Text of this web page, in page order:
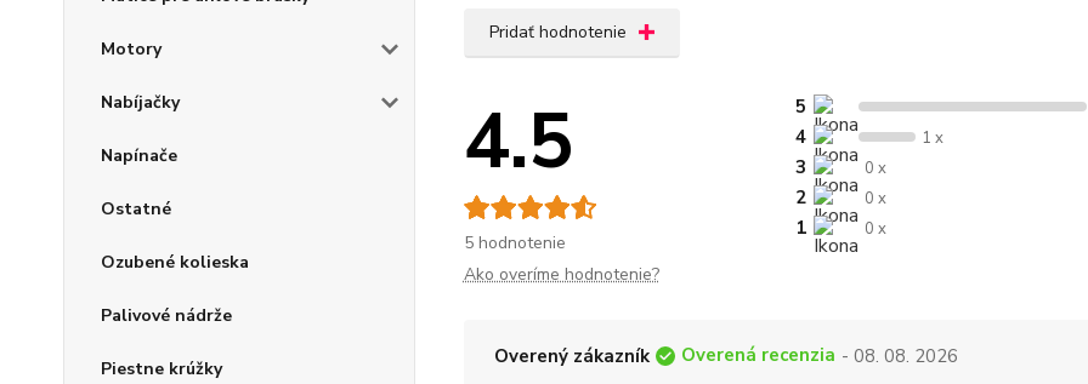
Motory
Nabíjačky
Napínače
Ostatné
Ozubené kolieska
Palivové nádrže
Piestne krúžky
Pridať hodnotenie
4.5
5 hodnotenie
5
4
1 x
3 0 x
2 0 x
1 0 x
Ako overíme hodnotenie?
Overený zákazník Overená recenzia - 08. 08. 2026